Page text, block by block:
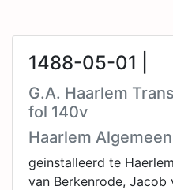
1488-05-01 |
G.A. Haarlem
fol 140v
Haarlem Algemeen
geinstalleerd te
van Berkenrode, Jacob